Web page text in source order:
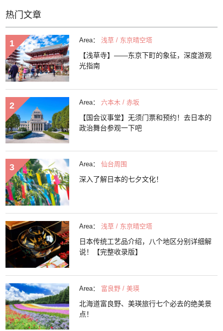
热门文章
Area： 浅草 / 东京晴空塔
【浅草寺】——东京下町的象征，深度游观
光指南
Area： 六本木 / 赤坂
【国会议事堂】无须门票和预约！去日本的
政治舞台参观一下吧
Area： 仙台周围
深入了解日本的七夕文化！
Area： 浅草 / 东京晴空塔
日本传统工艺品介绍，八个地区分别详细解
说！【完整收录版】
Area： 富良野 / 美瑛
北海道富良野、美瑛旅行七个必去的绝美景
点！